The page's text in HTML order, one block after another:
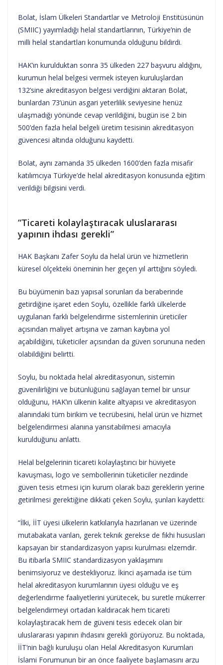
Bolat, İslam Ülkeleri Standartlar ve Metroloji Enstitüsünün
(SMIIC) yayımladığı helal standartlarının, Türkiye’nin de
milli helal standartları konumunda olduğunu bildirdi.
HAK’ın kurulduktan sonra 35 ülkeden 227 başvuru aldığını,
kurumun helal belgesi vermek isteyen kuruluşlardan
132’sine akreditasyon belgesi verdiğini aktaran Bolat,
bunlardan 73’ünün asgari yeterlilik seviyesine henüz
ulaşmadığı yönünde cevap verildiğini, bugün ise 2 bin
500’den fazla helal belgeli üretim tesisinin akreditasyon
güvencesi altında olduğunu kaydetti.
Bolat, aynı zamanda 35 ülkeden 1600’den fazla misafir
katılımcıya Türkiye’de helal akreditasyon konusunda eğitim
verildiği bilgisini verdi.
“Ticareti kolaylaştıracak uluslararası
yapının ihdası gerekli”
HAK Başkanı Zafer Soylu da helal ürün ve hizmetlerin
küresel ölçekteki öneminin her geçen yıl arttığını söyledi.
Bu büyümenin bazı yapısal sorunları da beraberinde
getirdiğine işaret eden Soylu, özellikle farklı ülkelerde
uygulanan farklı belgelendirme sistemlerinin üreticiler
açısından maliyet artışına ve zaman kaybına yol
açabildiğini, tüketiciler açısından da güven sorununa neden
olabildiğini belirtti.
Soylu, bu noktada helal akreditasyonun, sistemin
güvenilirliğini ve bütünlüğünü sağlayan temel bir unsur
olduğunu, HAK’ın ülkenin kalite altyapısı ve akreditasyon
alanındaki tüm birikim ve tecrübesini, helal ürün ve hizmet
belgelendirmesi alanına yansıtabilmesi amacıyla
kurulduğunu anlattı.
Helal belgelerinin ticareti kolaylaştırıcı bir hüviyete
kavuşması, logo ve sembollerinin tüketiciler nezdinde
güven tesis etmesi için kurum olarak bazı gereklerin yerine
getirilmesi gerektiğine dikkati çeken Soylu, şunları kaydetti:
“İlki, İİT üyesi ülkelerin katkılarıyla hazırlanan ve üzerinde
mutabakata varılan, gerek teknik gerekse de fıkhi hususları
kapsayan bir standardizasyon yapısı kurulması elzemdir.
Bu itibarla SMIIC standardizasyon yaklaşımını
benimsiyoruz ve destekliyoruz. İkinci aşamada ise tüm
helal akreditasyon kurumlarının üyesi olduğu ve eş
değerlendirme faaliyetlerini yürütecek, bu suretle mükerrer
belgelendirmeyi ortadan kaldıracak hem ticareti
kolaylaştıracak hem de güveni tesis edecek olan bir
uluslararası yapının ihdasını gerekli görüyoruz. Bu noktada,
İİT’nin bağlı kuruluşu olan Helal Akreditasyon Kurumları
İslami Forumunun bir an önce faaliyete başlamasını arzu